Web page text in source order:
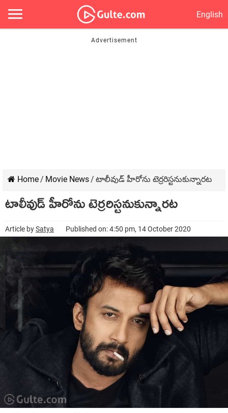
English
Home/ Movie News/ టాలీవుడ్ హీరోను టెర్రరిస్టనుకున్నారట
టాలీవుడ్ హీరోను టెర్రరిస్టనుకున్నారట
Article bySatya Published on: 4:50 pm, 14 October 2020